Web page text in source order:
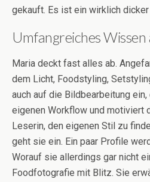
gekauft. Es ist ein wirklich
Umfangreiches
Maria deckt fast alles ab.
dem Licht, Foodstyling,
auch auf die Bildbearbeitung
eigenen Workflow und motiviert
Leserin, den eigenen Stil zu
geht sie ein. Ein paar Profile
Worauf sie allerdings gar nicht
Foodfotografie mit Blitz. Sie